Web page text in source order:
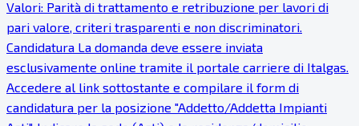
Valori: Parità di trattamento e retribuzione per lavori di
pari valore, criteri trasparenti e non discriminatori.
Candidatura La domanda deve essere inviata
esclusivamente online tramite il portale carriere di Italgas.
Accedere al link sottostante e compilare il form di
candidatura per la posizione "Addetto/Addetta Impianti